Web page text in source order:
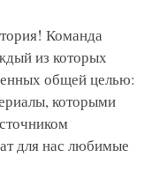
Команда
из которых
общей целью:
которыми
для нас любимые